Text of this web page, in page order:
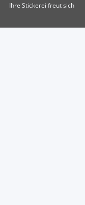
Ihre Stickerei freut sich